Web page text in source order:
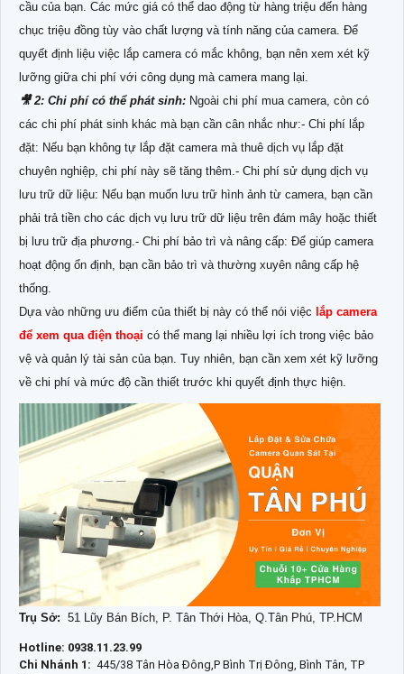
cầu của bạn. Các mức giá có thể dao động từ hàng triệu đến hàng
chục triệu đồng tùy vào chất lượng và tính năng của camera. Để
quyết định liệu việc lắp camera có mắc không, bạn nên xem xét kỹ
lưỡng giữa chi phí với công dụng mà camera mang lại.
🎥 2: Chi phí có thể phát sinh: Ngoài chi phí mua camera, còn có
các chi phí phát sinh khác mà bạn cần cân nhắc như:- Chi phí lắp
đặt: Nếu bạn không tự lắp đặt camera mà thuê dịch vụ lắp đặt
chuyên nghiệp, chi phí này sẽ tăng thêm.- Chi phí sử dụng dịch vụ
lưu trữ dữ liệu: Nếu bạn muốn lưu trữ hình ảnh từ camera, bạn cần
phải trả tiền cho các dịch vụ lưu trữ dữ liệu trên đám mây hoặc thiết
bị lưu trữ địa phương.- Chi phí bảo trì và nâng cấp: Để giúp camera
hoạt động ổn định, bạn cần bảo trì và thường xuyên nâng cấp hệ
thống.
Dựa vào những ưu điểm của thiết bị này có thể nói việc lắp camera
để xem qua điện thoại có thể mang lại nhiều lợi ích trong việc bảo
vệ và quản lý tài sản của bạn. Tuy nhiên, bạn cần xem xét kỹ lưỡng
về chi phí và mức độ cần thiết trước khi quyết định thực hiện.
Trụ Sở: 51 Lũy Bán Bích, P. Tân Thới Hòa, Q.Tân Phú, TP.HCM
Hotline: 0938.11.23.99
Chi Nhánh 1: 445/38 Tân Hòa Đông,P Bình Trị Đông, Bình Tân, TP